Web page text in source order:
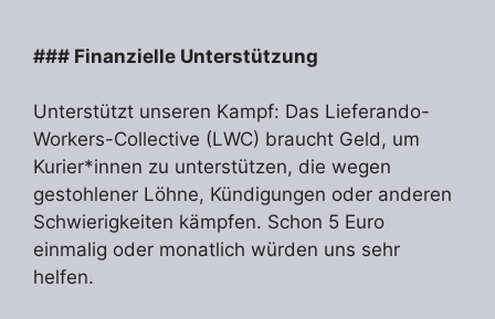
### Finanzielle Unterstützung
Unterstützt unseren Kampf: Das Lieferando-
Workers-Collective (LWC) braucht Geld, um
Kurier*innen zu unterstützen, die wegen
gestohlener Löhne, Kündigungen oder anderen
Schwierigkeiten kämpfen. Schon 5 Euro
einmalig oder monatlich würden uns sehr
helfen.